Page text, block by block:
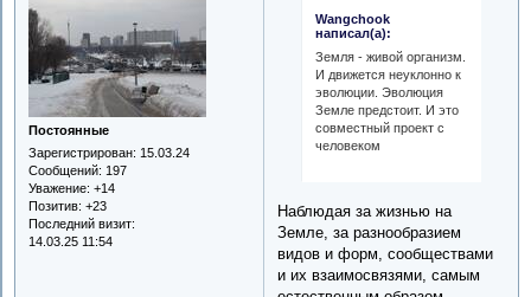
Постоянные
Зарегистрирован: 15.03.24
Сообщений: 197
Уважение: +14
Позитив: +23
Последний визит:
14.03.25 11:54
Wangchook
написал(а):
Земля - живой организм.
И движется неуклонно к
эволюции. Эволюция
Земле предстоит. И это
совместный проект с
человеком
Наблюдая за жизнью на
Земле, за разнообразием
видов и форм, сообществами
и их взаимосвязями, самым